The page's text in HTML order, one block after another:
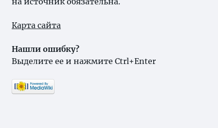
Карта сайта
Нашли ошибку?
Выделите ее и нажмите Ctrl+Enter